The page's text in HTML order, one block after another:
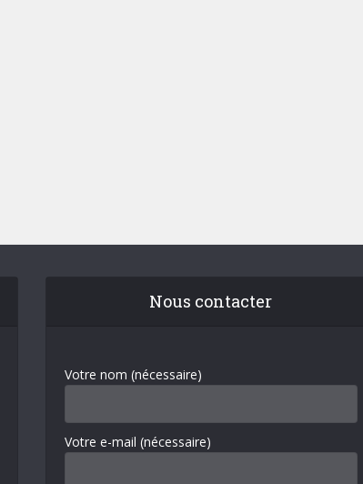
Nous contacter
Votre nom (nécessaire)
Votre e-mail (nécessaire)